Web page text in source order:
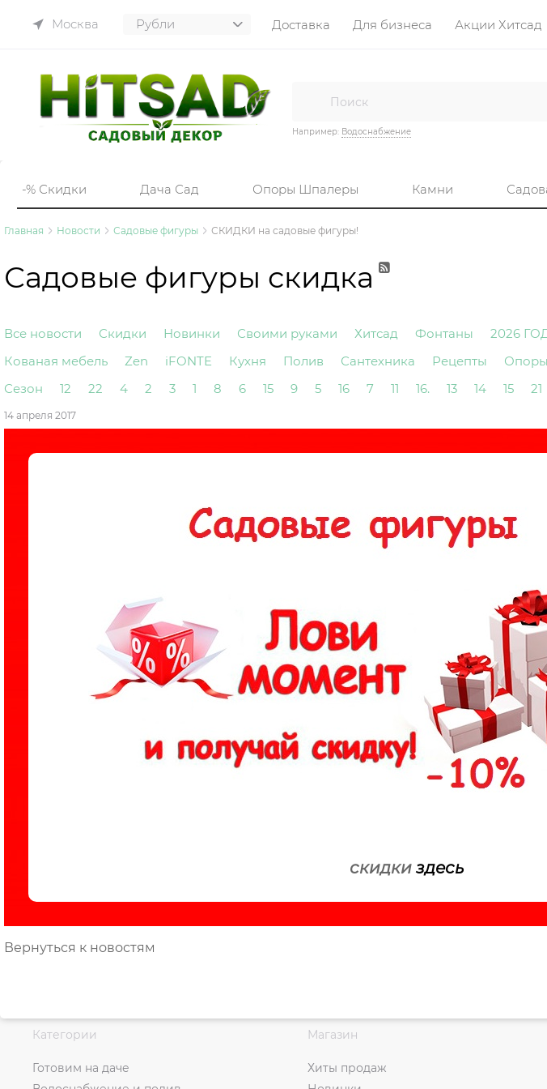
Москва Доставка Для бизнеса Акции Хитсад
Например: Водоснабжение
-% Скидки Дача Сад Опоры Шпалеры Камни
Главная Новости Садовые фигуры СКИДКИ на садовые фигуры!
Садовые фигуры скидка
Все новости Скидки Новинки Своими руками Хитсад Фонтаны 2026
Кованая мебель
Zen iFONTE Кухня Полив Сантехника Рецепты Опоры
Сезон
12 22 4 2 3 1 8 6 15 9 5 16 7 11 16. 13 14 15 21
14 апреля 2017
скидки здесь
Вернуться к новостям
Категории
Готовим на даче
Магазин
Хиты продаж